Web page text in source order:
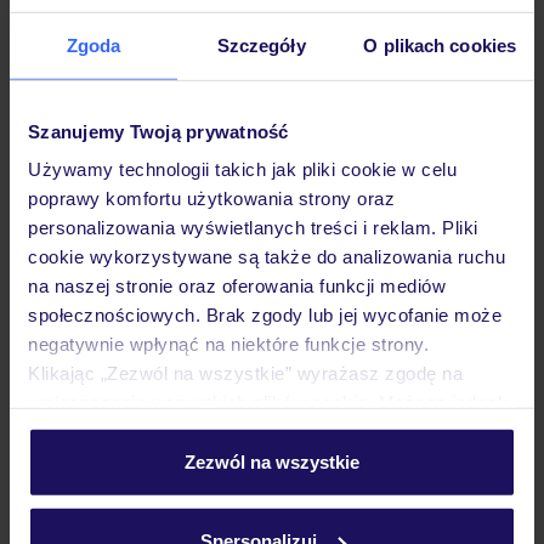
Zgoda Szczegóły O plikach cookies
Szanujemy Twoją prywatność
Używamy technologii takich jak pliki cookie w celu
poprawy komfortu użytkowania strony oraz
personalizowania wyświetlanych treści i reklam. Pliki
cookie wykorzystywane są także do analizowania ruchu
na naszej stronie oraz oferowania funkcji mediów
społecznościowych. Brak zgody lub jej wycofanie może
negatywnie wpłynąć na niektóre funkcje strony.
Klikając „Zezwól na wszystkie” wyrażasz zgodę na
personalizować swój wybór wchodząc w zakładkę
Szczegółowe informacje o plikach cookie znajdziesz
Zezwól na wszystkie
Pokoje
Wyżywienie
Atrakcje
Ważne informacje